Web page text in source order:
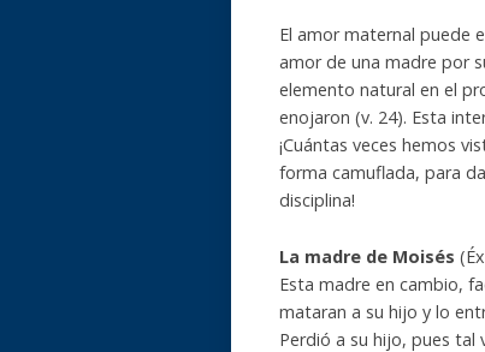
El amor maternal puede
amor de una madre por
elemento natural en el
enojaron (v. 24). Esta
¡Cuántas veces hemos
forma camuflada, para
disciplina!
La madre de Moisés
Esta madre en cambio,
mataran a su hijo y lo
Perdió a su hijo, pues tal